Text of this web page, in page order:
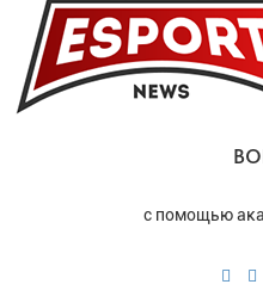
с помощью